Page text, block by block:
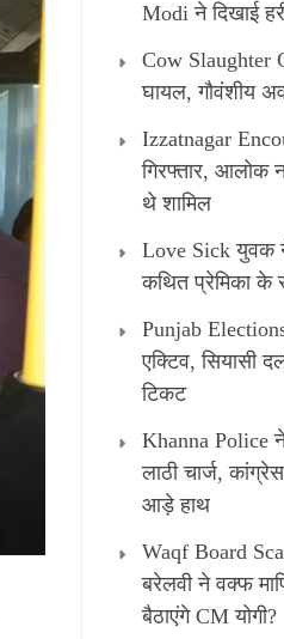
Modi ने दिखाई
Cow Slaughter
घायल, गौवंशीय
Izzatnagar
गिरफ्तार, आलोक
थे शामिल
Love Sick युवक
कथित प्रेमिका के
Punjab
एक्टिव, सियासी
टिकट
Khanna Police ने
लाठी चार्ज,
आड़े हाथ
Waqf Board
बरेलवी ने वक्फ
बैठाएंगे CM योगी?